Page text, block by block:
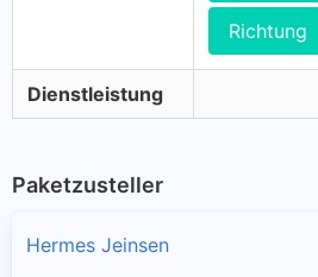
Richtung
Dienstleistung
Paketzusteller
Hermes Jeinsen